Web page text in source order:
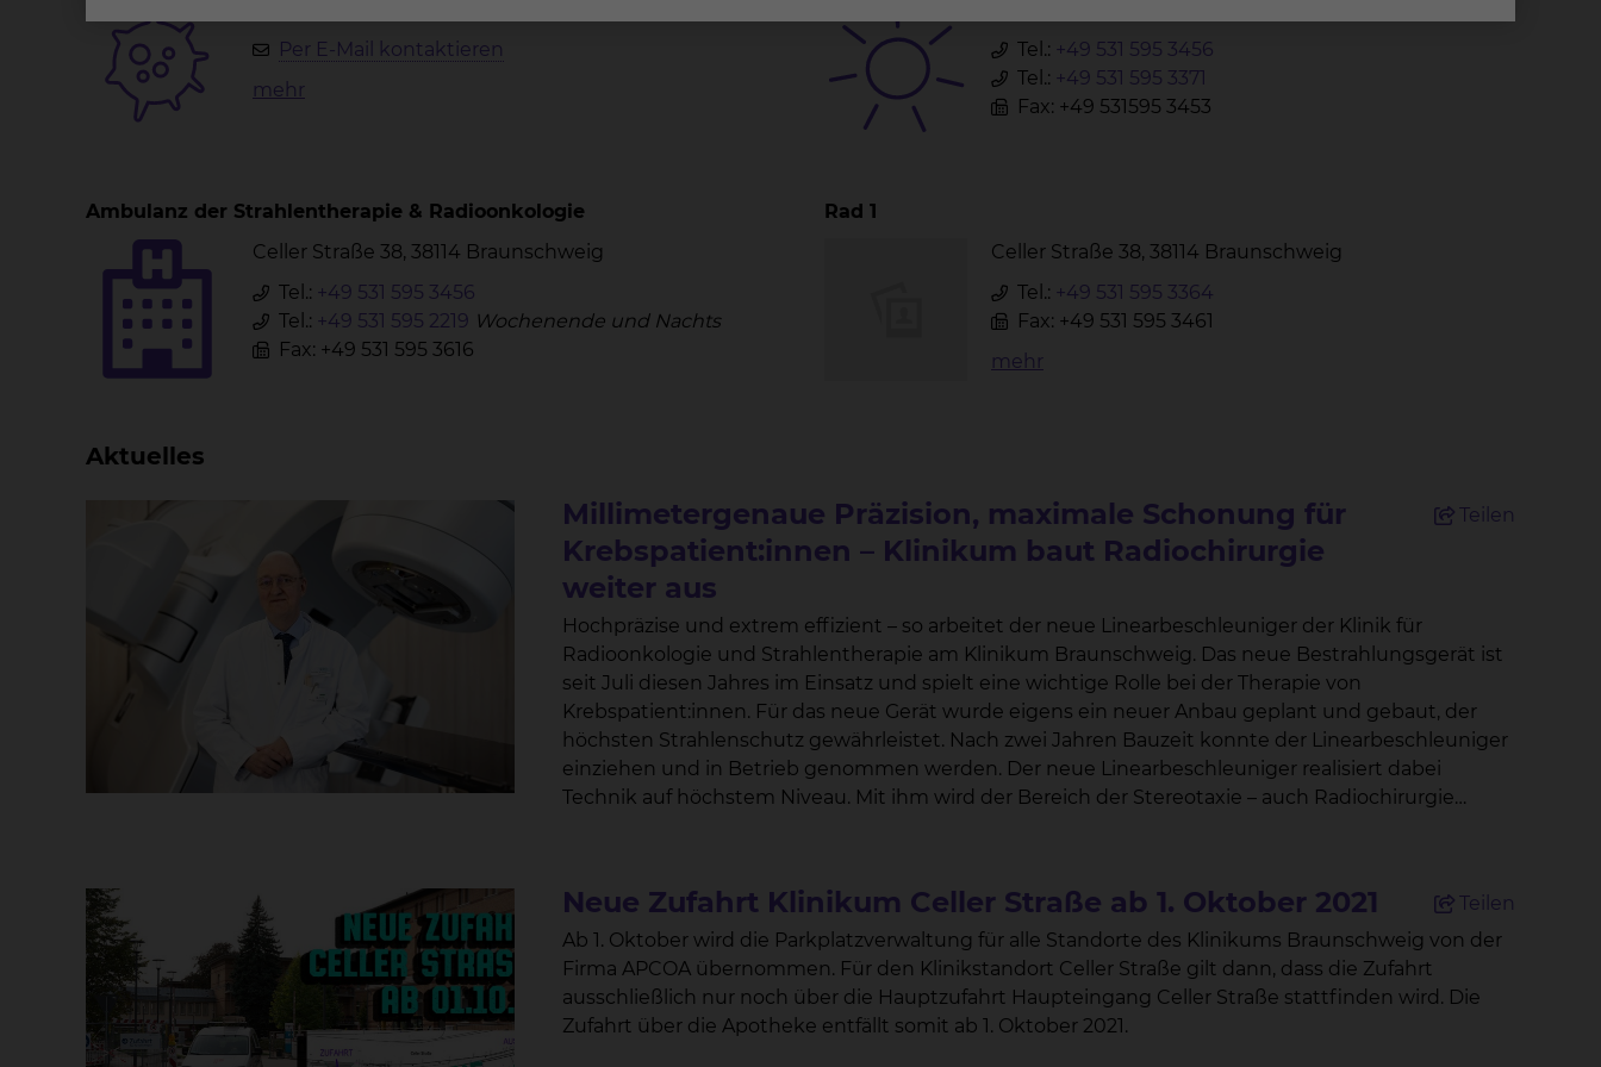
Per E-Mail kontaktieren
mehr
Tel.: +49 531 595 3456
Tel.: +49 531 595 3371
Fax: +49 531595 3453
Ambulanz der Strahlentherapie & Radioonkologie
Celler Straße 38, 38114 Braunschweig
Tel.: +49 531 595 3456
Tel.: +49 531 595 2219 Wochenende und Nachts
Fax: +49 531 595 3616
Rad 1
Celler Straße 38, 38114 Braunschweig
Tel.: +49 531 595 3364
Fax: +49 531 595 3461
mehr
Aktuelles
Millimetergenaue Präzision, maximale Schonung für
Krebspatient:innen – Klinikum baut Radiochirurgie
weiter aus
Teilen
Hochpräzise und extrem effizient – so arbeitet der neue Linearbeschleuniger der Klinik für
Radioonkologie und Strahlentherapie am Klinikum Braunschweig. Das neue Bestrahlungsgerät ist
seit Juli diesen Jahres im Einsatz und spielt eine wichtige Rolle bei der Therapie von
Krebspatient:innen. Für das neue Gerät wurde eigens ein neuer Anbau geplant und gebaut, der
höchsten Strahlenschutz gewährleistet. Nach zwei Jahren Bauzeit konnte der Linearbeschleuniger
einziehen und in Betrieb genommen werden. Der neue Linearbeschleuniger realisiert dabei
Technik auf höchstem Niveau. Mit ihm wird der Bereich der Stereotaxie – auch Radiochirurgie
Bestrahlungsliege. Chefarzt Prof. Dr. Wolfgang Hoffmann macht deutlich: „Das Gerät erlaubt es,
auch in der Tiefe liegende Tumoren unter Schonung des gesunden Gewebes zielgerichteter und
schonender zu behandeln.“ Tumorgewebe kann mitunter so hoch dosiert bestrahlt werden, dass
es in nur einer Sitzung zerstört wird. Die Radiochirurgie sei mittlerweile in vielen Fällen eine echte
Alternative zur Operation, so Hoffmann. Noch nie gab es in der Geschichte der Strahlentherapie so
Neue Zufahrt Klinikum Celler Straße ab 1. Oktober 2021
Teilen
Ab 1. Oktober wird die Parkplatzverwaltung für alle Standorte des Klinikums Braunschweig von der
Firma APCOA übernommen. Für den Klinikstandort Celler Straße gilt dann, dass die Zufahrt
ausschließlich nur noch über die Hauptzufahrt Haupteingang Celler Straße stattfinden wird. Die
Zufahrt über die Apotheke entfällt somit ab 1. Oktober 2021.